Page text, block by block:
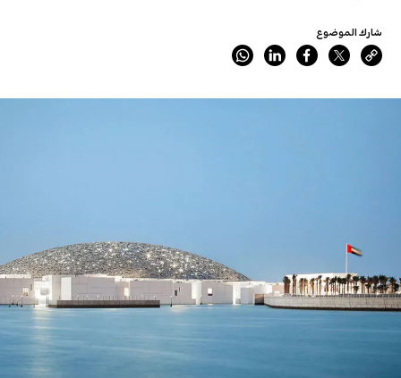
شارك الموضوع